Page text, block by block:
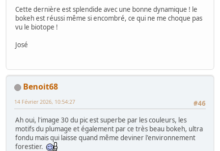
Cette dernière est splendide avec une bonne dynamique ! le
bokeh est réussi même si encombré, ce qui ne me choque pas
vu le biotope !
José
Benoit68
#46
14 Février 2026, 10:54:27
Ah oui, l'image 30 du pic est superbe par les couleurs, les
motifs du plumage et également par ce très beau bokeh, ultra
fondu mais qui laisse quand même deviner l'environnement
forestier.